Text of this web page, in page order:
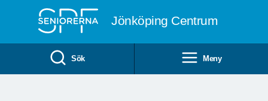
Jönköping Centrum
Sök Meny